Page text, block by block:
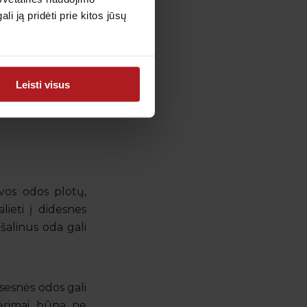
ją pridėti prie kitos jūsų
Leisti visus
Kai kuriais
trinamos,
arba
ir laikytis
odos plotų,
į didesnes
oda gali
odos gali